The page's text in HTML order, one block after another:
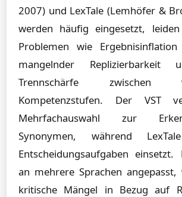
2007) und LexTale (Lemhöfer &
werden häufig eingesetzt,
Problemen wie
mangelnder Replizierbarkeit
Trennschärfe zwischen
Kompetenzstufen. Der VST
Mehrfachauswahl zur
Synonymen, während
Entscheidungsaufgaben
an mehrere Sprachen angepasst,
kritische Mängel in Bezug auf